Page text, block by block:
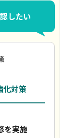
したい
化対策
を実施